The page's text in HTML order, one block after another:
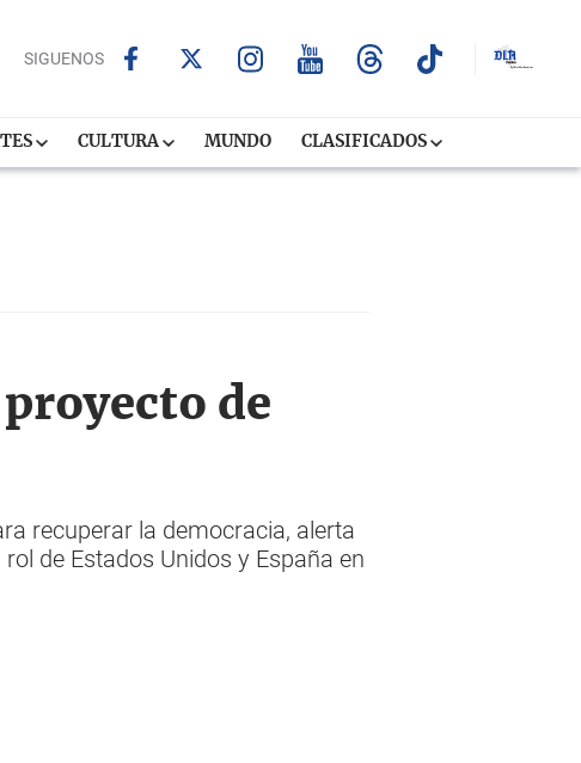
SIGUENOS
CULTURA MUNDO CLASIFICADOS
de
recuperar la democracia, alerta
de Estados Unidos y España en